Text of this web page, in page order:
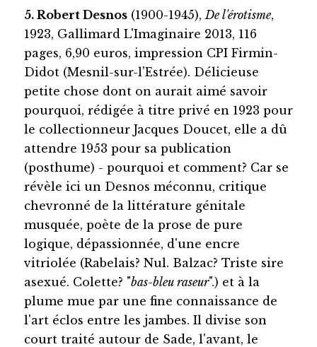
5. Robert Desnos(1900-1945), De l'érotisme,
1923, Gallimard L'Imaginaire 2013, 116
pages, 6,90 euros, impression CPI Firmin-
Didot (Mesnil-sur-l'Estrée). Délicieuse
petite chose dont on aurait aimé savoir
pourquoi, rédigée à titre privé en 1923 pour
le collectionneur Jacques Doucet, elle a dû
attendre 1953 pour sa publication
(posthume) - pourquoi et comment? Car se
révèle ici un Desnos méconnu, critique
chevronné de la littérature génitale
musquée, poète de la prose de pure
logique, dépassionnée, d'une encre
vitriolée (Rabelais? Nul. Balzac? Triste sire
asexué. Colette? "bas-bleu raseur".) et à la
plume mue par une fine connaissance de
l'art éclos entre les jambes. Il divise son
court traité autour de Sade, l'avant, le